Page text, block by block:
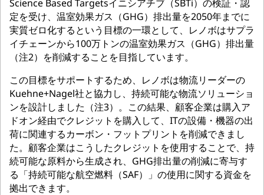
Science Based Targetsイニシアチブ（SBTi）の検証・認
定を受け、温室効果ガス（GHG）排出量を2050年までに
実質ゼロ化するという目標の一環として、レノボはサプラ
イチェーンから100万トンの温室効果ガス（GHG）排出量
（注2）を削減することを目指しています。
この目標をサポートするため、レノボは物流リーダーの
Kuehne+Nagel社と協力し、持続可能な物流ソリューショ
ンを設計しました（注3）。この結果、顧客企業は購入ア
ドオン経由でクレジットを購入して、ITの設備・機器の出
荷に関連するカーボン・フットプリントを削減できまし
た。顧客企業はこうしたクレジットを使用することで、持
続可能な原料から生成され、GHG排出量の削減に寄与す
る「持続可能な航空燃料（SAF）」の使用に関する資金を
拠出できます。